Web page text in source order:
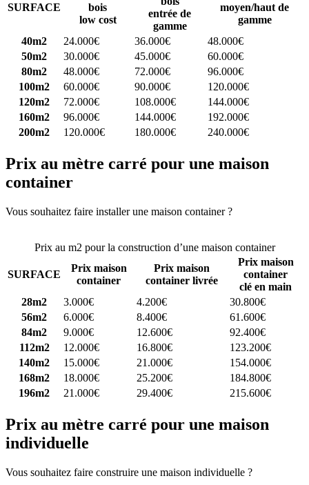
SURFACE
bois
low cost
entrée de
gamme
moyen/haut de
gamme
40m2
24.000€ 36.000€
48.000€
50m2
30.000€ 45.000€
60.000€
80m2
48.000€ 72.000€
96.000€
100m2
60.000€ 90.000€
120.000€
120m2
72.000€ 108.000€
144.000€
160m2
96.000€ 144.000€
192.000€
200m2
120.000€ 180.000€ 240.000€
Prix au mètre carré pour une maison
container
Vous souhaitez faire installer une maison container ?
Prix au m2 pour la construction d’une maison container
SURFACE
Prix maison
container
Prix maison
container livrée
Prix maison
container
clé en main
28m2
3.000€ 4.200€
30.800€
56m2
6.000€ 8.400€
61.600€
84m2
9.000€ 12.600€
92.400€
112m2
12.000€ 16.800€
123.200€
140m2
15.000€ 21.000€
154.000€
168m2
18.000€ 25.200€
184.800€
196m2
21.000€ 29.400€ 215.600€
Prix au mètre carré pour une maison
individuelle
Vous souhaitez faire construire une maison individuelle ?